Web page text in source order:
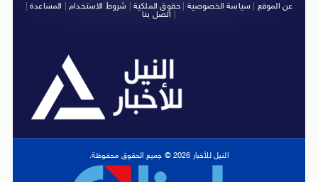
عن الموقع
سياسة الخصوصية حقوق الملكية شروط الاستخدام| المساعدة|
اتصل بنا
النيل للأخبار 2026 © جميع الحقوق محفوظة.